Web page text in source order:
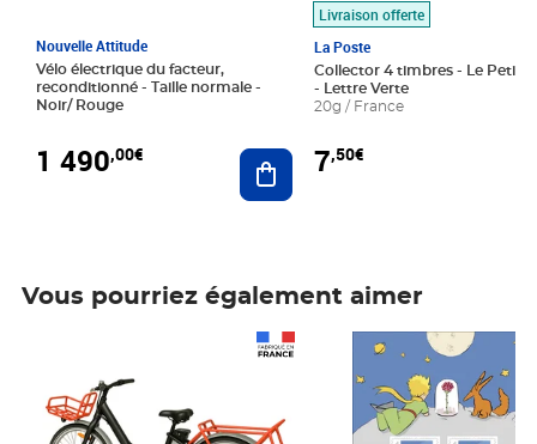
Nouvelle Attitude
Vélo électrique du facteur,
reconditionné - Taille normale -
Noir/ Rouge
1 490,00€ Ajouter au panier
Livraison offerte
La Poste
Collector 4 timbres - Le Petit
- Lettre Verte
20g / France
7,50€
Vous pourriez également aimer
Prix 7,50€